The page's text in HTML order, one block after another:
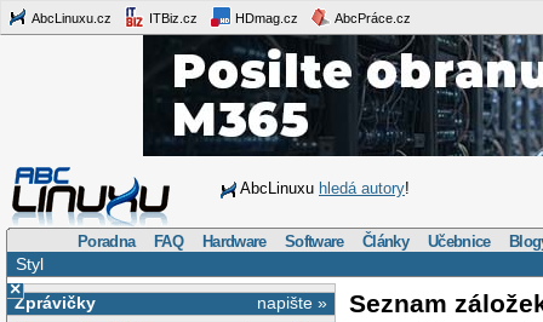
AbcLinuxu.cz ITBiz.cz HDmag.cz AbcPráce.cz
AbcLinuxu hledá autory!
Poradna FAQ Hardware Software Články Učebnice
Styl
×
napište »
Zprávičky
Seznam